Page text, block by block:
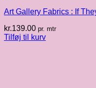
Art Gallery Fabrics : If
kr.139.00 pr. mtr
Tilføj til kurv